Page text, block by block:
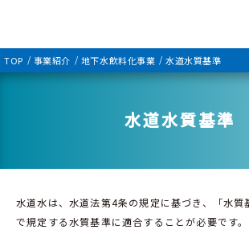
TOP 事業紹介 地下水飲料化事業 水道水質基準
水道水質基準
水道水は、水道法第4条の規定に基づき、「水質
で規定する水質基準に適合することが必要です。